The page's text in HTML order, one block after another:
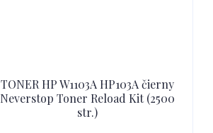
TONER HP W1103A HP103A čierny
Neverstop Toner Reload Kit (2500
str.)